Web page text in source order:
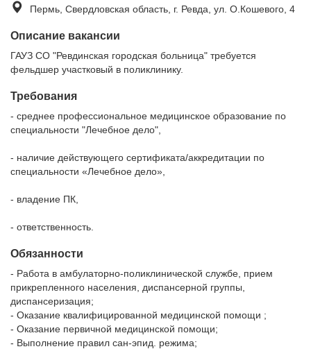
Пермь, Свердловская область, г. Ревда, ул. О.Кошевого, 4
Описание вакансии
ГАУЗ СО "Ревдинская городская больница" требуется
фельдшер участковый в поликлинику.
Требования
- среднее профессиональное медицинское образование по
специальности "Лечебное дело",
- наличие действующего сертификата/аккредитации по
специальности «Лечебное дело»,
- владение ПК,
- ответственность.
Обязанности
- Работа в амбулаторно-поликлинической службе, прием
прикрепленного населения, диспансерной группы,
диспансеризация;
- Оказание квалифицированной медицинской помощи ;
- Оказание первичной медицинской помощи;
- Выполнение правил сан-эпид. режима;